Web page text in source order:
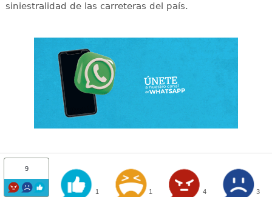
siniestralidad de las carreteras del país.
9
1 1 4 3